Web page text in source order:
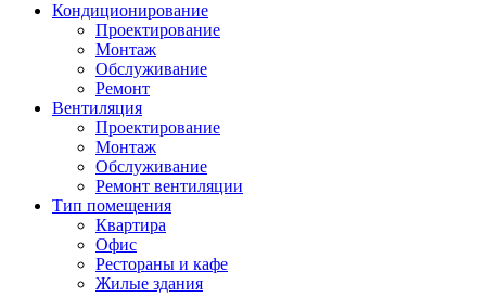
Кондиционирование
Проектирование
Монтаж
Обслуживание
Ремонт
Вентиляция
Проектирование
Монтаж
Обслуживание
Ремонт вентиляции
Тип помещения
Квартира
Офис
Рестораны и кафе
Жилые здания